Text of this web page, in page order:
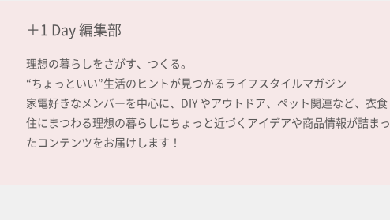
＋1 Day 編集部
理想の暮らしをさがす、つくる。
“ちょっといい”生活のヒントが見つかるライフスタイルマガジン
家電好きなメンバーを中心に、DIY やアウトドア、ペット関連など、衣食
住にまつわる理想の暮らしにちょっと近づくアイデアや商品情報が詰まっ
たコンテンツをお届けします！